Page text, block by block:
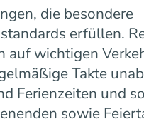
die besondere
erfüllen.
auf wichtigen
Takte
Ferienzeiten und
sowie